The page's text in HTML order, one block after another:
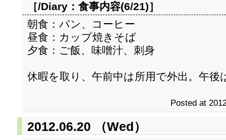
［/Diary： 食事内容(6/21)］
朝食：パン、コーヒー
昼食：カップ焼きそば
夕食：ご飯、味噌汁、刺身
休暇を取り、午前中は所用で外出。午後
Posted at
2012.06.20 （Wed）